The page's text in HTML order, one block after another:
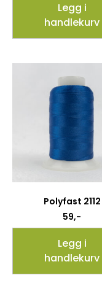
Legg i
handlekurv
Polyfast 2112
59,-
Legg i
handlekurv